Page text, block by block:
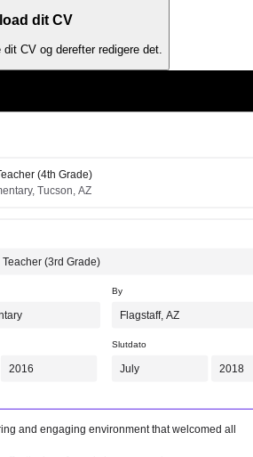
dit CV
CV og derefter redigere det.